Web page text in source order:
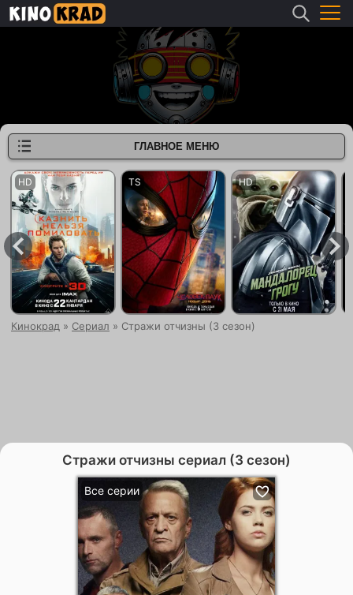
Кинокрад » Сериал » Стражи отчизны (3 сезон)
Стражи отчизны сериал (3 сезон)
Все серии
ГЛАВНОЕ МЕНЮ